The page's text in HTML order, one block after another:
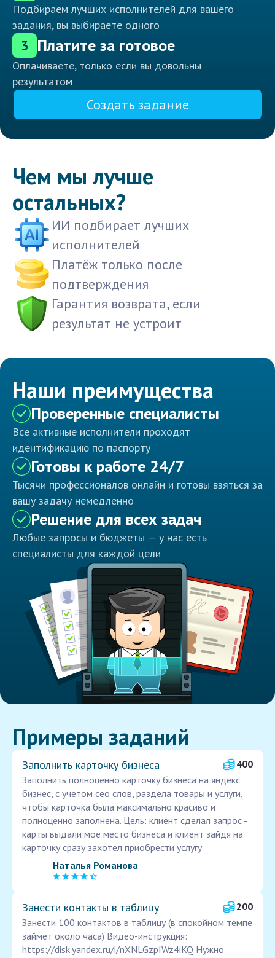
Подбираем лучших исполнителей для вашего
задания, вы выбираете одного
3 Платите за готовое
Оплачиваете, только если вы довольны
результатом
Создать задание
Чем мы лучше
остальных?
ИИ подбирает лучших
исполнителей
Платёж только после
подтверждения
Гарантия возврата, если
результат не устроит
Наши преимущества
Проверенные специалисты
Все активные исполнители проходят
идентификацию по паспорту
Готовы к работе 24/7
Тысячи профессионалов онлайн и готовы взяться за
вашу задачу немедленно
Решение для всех задач
Любые запросы и бюджеты — у нас есть
специалисты для каждой цели
Примеры заданий
Заполнить карточку бизнеса
400
Заполнить полноценно карточку бизнеса на яндекс
бизнес, с учетом сео слов, раздела товары и услуги,
чтобы карточка была максимально красиво и
полноценно заполнена. Цель: клиент сделал запрос -
карты выдали мое место бизнеса и клиент зайдя на
карточку сразу захотел приобрести услугу
Наталья Романова
Занести контакты в таблицу
200
Занести 100 контактов в таблицу (в спокойном темпе
займёт около часа) Видео-инструкция:
https://disk.yandex.ru/i/nXNLGzpIWz4iKQ Нужно